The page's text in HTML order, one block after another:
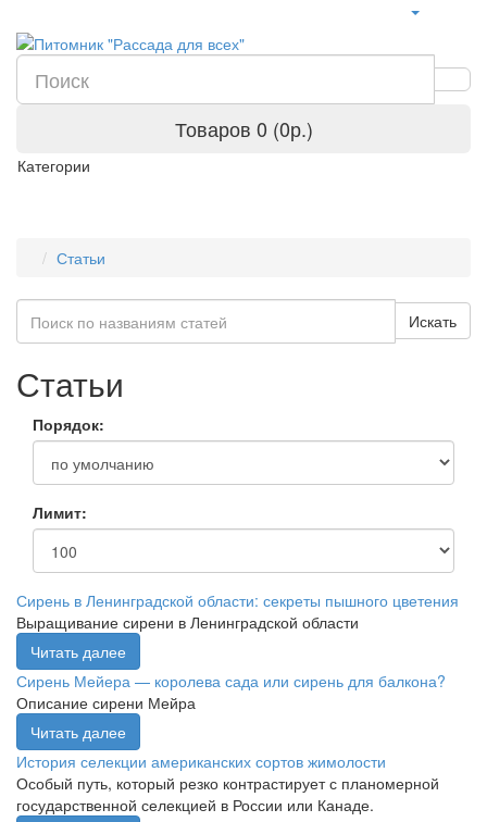
Товаров 0 (0р.)
Категории
Статьи
Искать
Статьи
Порядок:
Лимит:
Сирень в Ленинградской области: секреты пышного цветения
Выращивание сирени в Ленинградской области
Читать далее
Сирень Мейера — королева сада или сирень для балкона?
Описание сирени Мейра
Читать далее
История селекции американских сортов жимолости
Особый путь, который резко контрастирует с планомерной
государственной селекцией в России или Канаде.